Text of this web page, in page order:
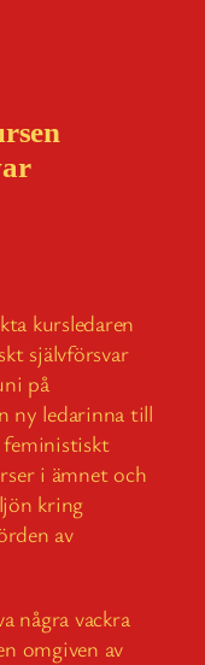
kursledaren
självförsvar
på
ny ledarinna till
feministiskt
i ämnet och
kring
av
några vackra
omgiven av